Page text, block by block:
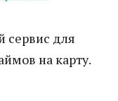
для
на карту.